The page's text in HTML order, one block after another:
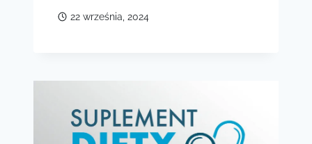
22 września, 2024